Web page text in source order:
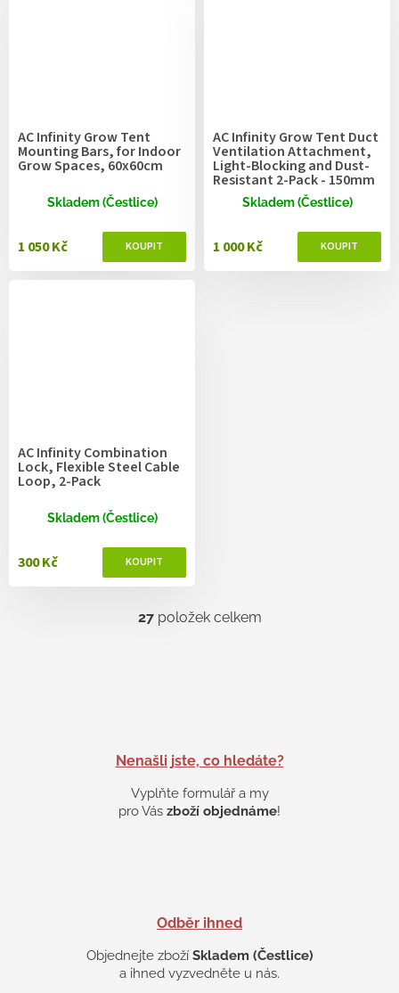
AC Infinity Grow Tent
Mounting Bars, for Indoor
Grow Spaces, 60x60cm
Skladem (Čestlice)
1 050 Kč
AC Infinity Grow Tent Duct
Ventilation Attachment,
Light-Blocking and Dust-
Resistant 2-Pack - 150mm
Skladem (Čestlice)
1 000 Kč
AC Infinity Combination
Lock, Flexible Steel Cable
Loop, 2-Pack
Skladem (Čestlice)
300 Kč
O
p
v
k
s
u
27položek celkem
Nenašli jste, co hledáte?
Vyplňte formulář a my
pro Vás zboží objednáme!
Odběr ihned
Objednejte zboží Skladem (Čestlice)
a ihned vyzvedněte u nás.